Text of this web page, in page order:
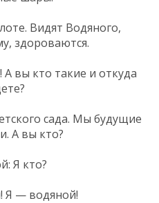
Видят Водяного,
здороваются.
А вы кто такие и откуда
сада. Мы будущие
А вы кто?
Я кто?
Я — водяной!